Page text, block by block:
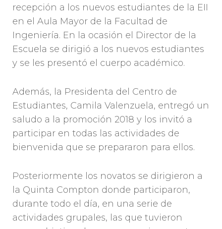
recepción a los nuevos estudiantes de la EII
en el Aula Mayor de la Facultad de
Ingeniería. En la ocasión el Director de la
Escuela se dirigió a los nuevos estudiantes
y se les presentó el cuerpo académico.
Además, la Presidenta del Centro de
Estudiantes, Camila Valenzuela, entregó un
saludo a la promoción 2018 y los invitó a
participar en todas las actividades de
bienvenida que se prepararon para ellos.
Posteriormente los novatos se dirigieron a
la Quinta Compton donde participaron,
durante todo el día, en una serie de
actividades grupales, las que tuvieron